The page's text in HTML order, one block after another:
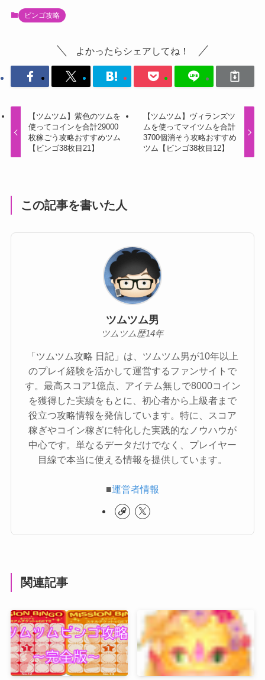
ビンゴ攻略
よかったらシェアしてね！
【ツムツム】紫色のツムを
使ってコインを合計29000
枚稼ごう攻略おすすめツム
【ビンゴ38枚目21】
【ツムツム】ヴィランズツ
ムを使ってマイツムを合計
3700個消そう攻略おすすめ
ツム【ビンゴ38枚目12】
この記事を書いた人
ツムツム男
ツムツム歴14年
「ツムツム攻略 日記」は、ツムツム男が10年以上
のプレイ経験を活かして運営するファンサイトで
す。最高スコア1億点、アイテム無しで8000コイン
を獲得した実績をもとに、初心者から上級者まで
役立つ攻略情報を発信しています。特に、スコア
稼ぎやコイン稼ぎに特化した実践的なノウハウが
中心です。単なるデータだけでなく、プレイヤー
目線で本当に使える情報を提供しています。
■運営者情報
関連記事